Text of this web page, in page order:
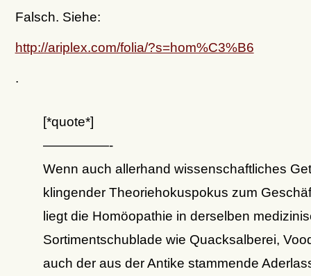
Falsch. Siehe:
http://ariplex.com/folia/?s=hom%C3%B6
.
[*quote*]
—————-
Wenn auch allerhand wissenschaftliches
klingender Theoriehokuspokus zum
liegt die Homöopathie in derselben
Sortimentschublade wie Quacksalberei,
auch der aus der Antike stammende